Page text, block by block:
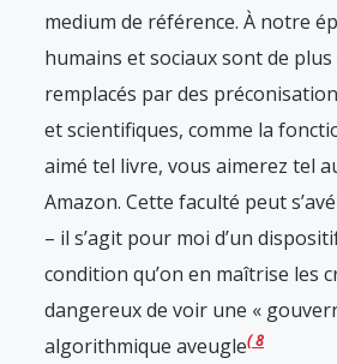
medium de référence. À notre
humains et sociaux sont de
remplacés par des
et scientifiques, comme la
aimé tel livre, vous aimerez tel
Amazon. Cette faculté peut
– il s’agit pour moi d’un
condition qu’on en maîtrise les
dangereux de voir une «
algorithmique aveugle 8